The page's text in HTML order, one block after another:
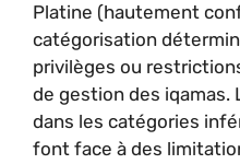
Platine (hautement
catégorisation
privilèges ou
de gestion des iqamas.
dans les catégories
font face à des